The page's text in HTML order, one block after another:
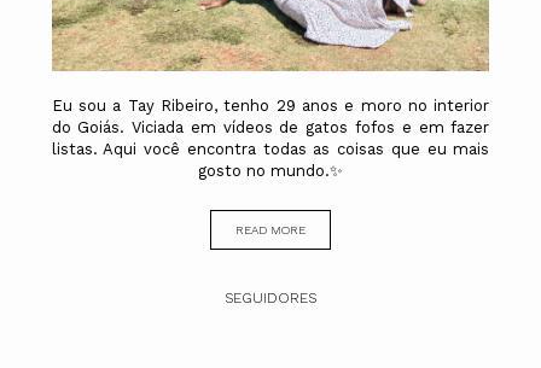
Eu sou a Tay Ribeiro, tenho 29 anos e moro no interior
do Goiás. Viciada em vídeos de gatos fofos e em fazer
listas. Aqui você encontra todas as coisas que eu mais
gosto no mundo.✨
READ MORE
SEGUIDORES